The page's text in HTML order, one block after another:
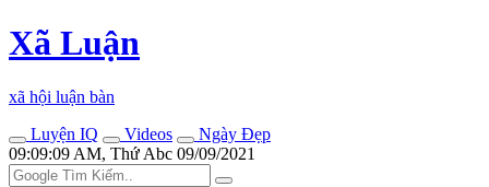
Xã Luận
xã hội luận bàn
Luyện IQ
Videos
Ngày Đẹp
09:09:09 AM, Thứ Abc 09/09/2021